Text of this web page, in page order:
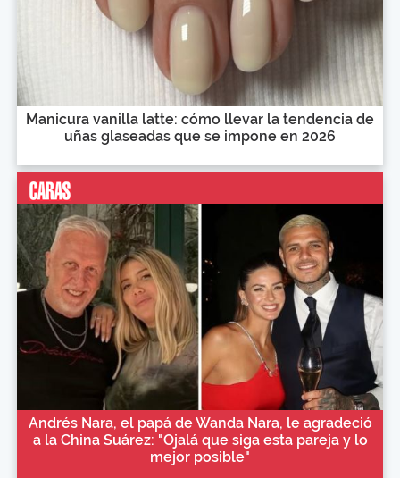
Manicura vanilla latte: cómo llevar la tendencia de
uñas glaseadas que se impone en 2026
Andrés Nara, el papá de Wanda Nara, le agradeció
a la China Suárez: "Ojalá que siga esta pareja y lo
mejor posible"